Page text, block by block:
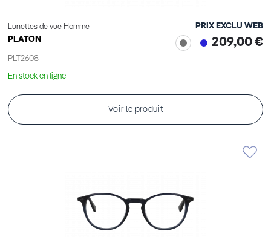
Lunettes de vue Homme
PLATON
PLT2608
PRIX EXCLU WEB
209,00 €
En stock en ligne
Voir le produit